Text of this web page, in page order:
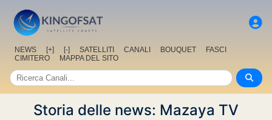
NEWS [+] [-] SATELLITI CANALI BOUQUET
FASCI
CIMITERO
MAPPA DEL SITO
Storia delle news: Mazaya TV